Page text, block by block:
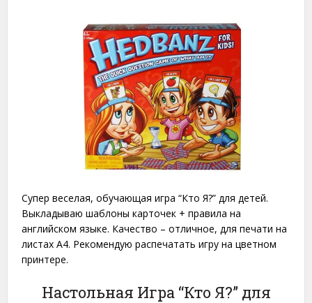
Супер веселая, обучающая игра “Кто Я?” для детей.
Выкладываю шаблоны карточек + правила на
английском языке. Качество – отличное, для печати на
листах A4. Рекомендую распечатать игру на цветном
принтере.
Настольная Игра “Кто Я?” для